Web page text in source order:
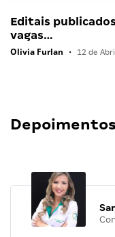
Editais
vagas…
Olivia Furlan • 12 de